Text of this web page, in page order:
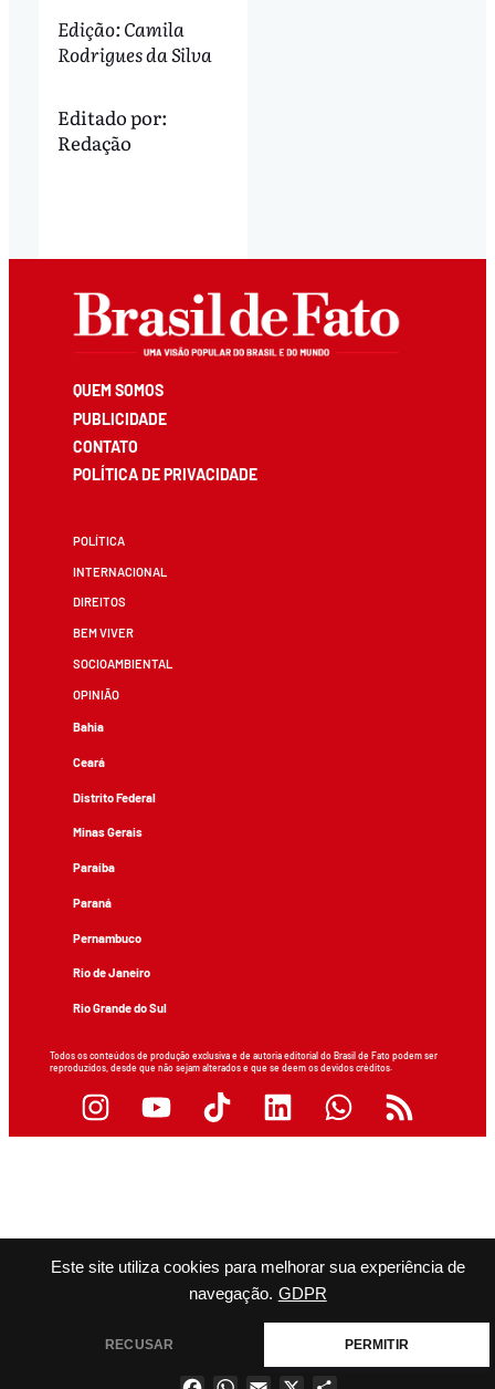
Este site utiliza cookies para melhorar sua experiência de
navegação. GDPR
RECUSAR PERMITIR
Edição: Camila
Rodrigues da Silva
Editado por:
Redação
QUEM SOMOS
PUBLICIDADE
CONTATO
POLÍTICA DE PRIVACIDADE
POLÍTICA
INTERNACIONAL
DIREITOS
BEM VIVER
SOCIOAMBIENTAL
OPINIÃO
Bahia
Ceará
Distrito Federal
Minas Gerais
Paraíba
Paraná
Pernambuco
Rio de Janeiro
Rio Grande do Sul
Todos os conteúdos de produção exclusiva e de autoria editorial do Brasil de Fato podem ser
reproduzidos, desde que não sejam alterados e que se deem os devidos créditos.